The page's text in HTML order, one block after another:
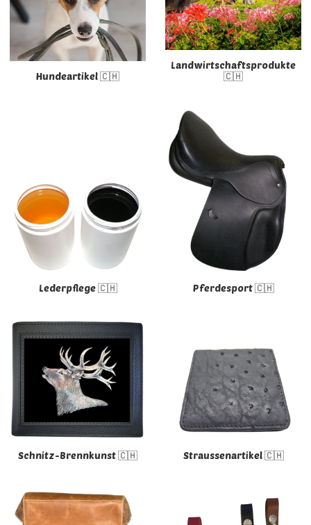
Hundeartikel 🇨🇭
Landwirtschaftsprodukte
🇨🇭
Lederpflege 🇨🇭 Pferdesport 🇨🇭
Schnitz-Brennkunst 🇨🇭 Straussenartikel 🇨🇭